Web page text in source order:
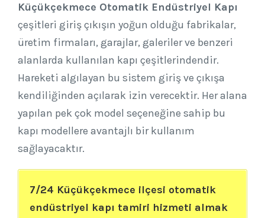
Küçükçekmece Otomatik Endüstriyel Kapı
çeşitleri giriş çıkışın yoğun olduğu fabrikalar,
üretim firmaları, garajlar, galeriler ve benzeri
alanlarda kullanılan kapı çeşitlerindendir.
Hareketi algılayan bu sistem giriş ve çıkışa
kendiliğinden açılarak izin verecektir. Her alana
yapılan pek çok model seçeneğine sahip bu
kapı modellere avantajlı bir kullanım
sağlayacaktır.
7/24 Küçükçekmece ilçesi otomatik
endüstriyel kapı tamiri hizmeti almak